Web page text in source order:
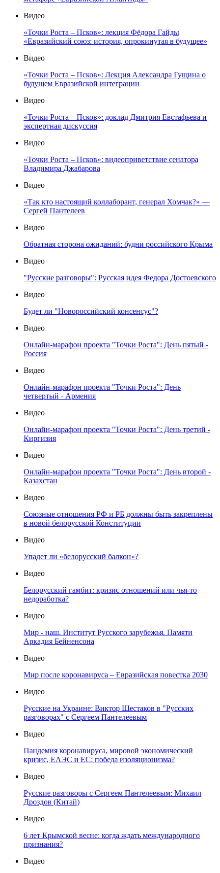
Видео
«Точки Роста – Псков»: лекция Фёдора Гайды
«Евразийский союз: история, опрокинутая в будущее»
Видео
«Точки Роста – Псков»: Лекция Александра Гущина о
будущем Евразийской интеграции
Видео
«Точки Роста – Псков»: доклад Дмитрия Евстафьева и
экспертная дискуссия
Видео
«Точки Роста – Псков»: видеоприветствие сенатора
Владимира Джабарова
Видео
«Так кто настоящий коллаборант, генерал Хомчак?» —
Сергей Пантелеев
Видео
Обратная сторона ожиданий: будни российского Крыма
Видео
"Русские разговоры": Русская идея Федора Достоевского
Видео
Будет ли "Новороссийский консенсус"?
Видео
Онлайн-марафон проекта "Точки Роста": День пятый -
Россия
Видео
Онлайн-марафон проекта "Точки Роста": День
четвертый - Армения
Видео
Онлайн-марафон проекта "Точки Роста": День третий -
Киргизия
Видео
Онлайн-марафон проекта "Точки Роста": День второй -
Казахстан
Видео
Союзные отношения РФ и РБ должны быть закреплены
в новой белорусской Конституции
Видео
Упадет ли «белорусский балкон»?
Видео
Белорусский гамбит: кризис отношений или чья-то
недоработка?
Видео
Мир - наш. Институт Русского зарубежья. Памяти
Аркадия Бейненсона
Видео
Мир после коронавируса – Евразийская повестка 2030
Видео
Русские на Украине: Виктор Шестаков в "Русских
разговорах" с Сергеем Пантелеевым
Видео
Пандемия коронавируса, мировой экономический
кризис, ЕАЭС и ЕС: победа изоляционизма?
Видео
Русские разговоры с Сергеем Пантелеевым: Михаил
Дроздов (Китай)
Видео
6 лет Крымской весне: когда ждать международного
признания?
Видео